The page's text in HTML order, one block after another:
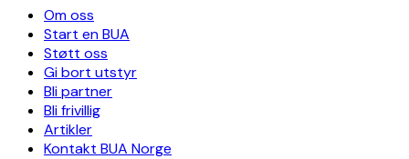
Om oss
Start en BUA
Støtt oss
Gi bort utstyr
Bli partner
Bli frivillig
Artikler
Kontakt BUA Norge